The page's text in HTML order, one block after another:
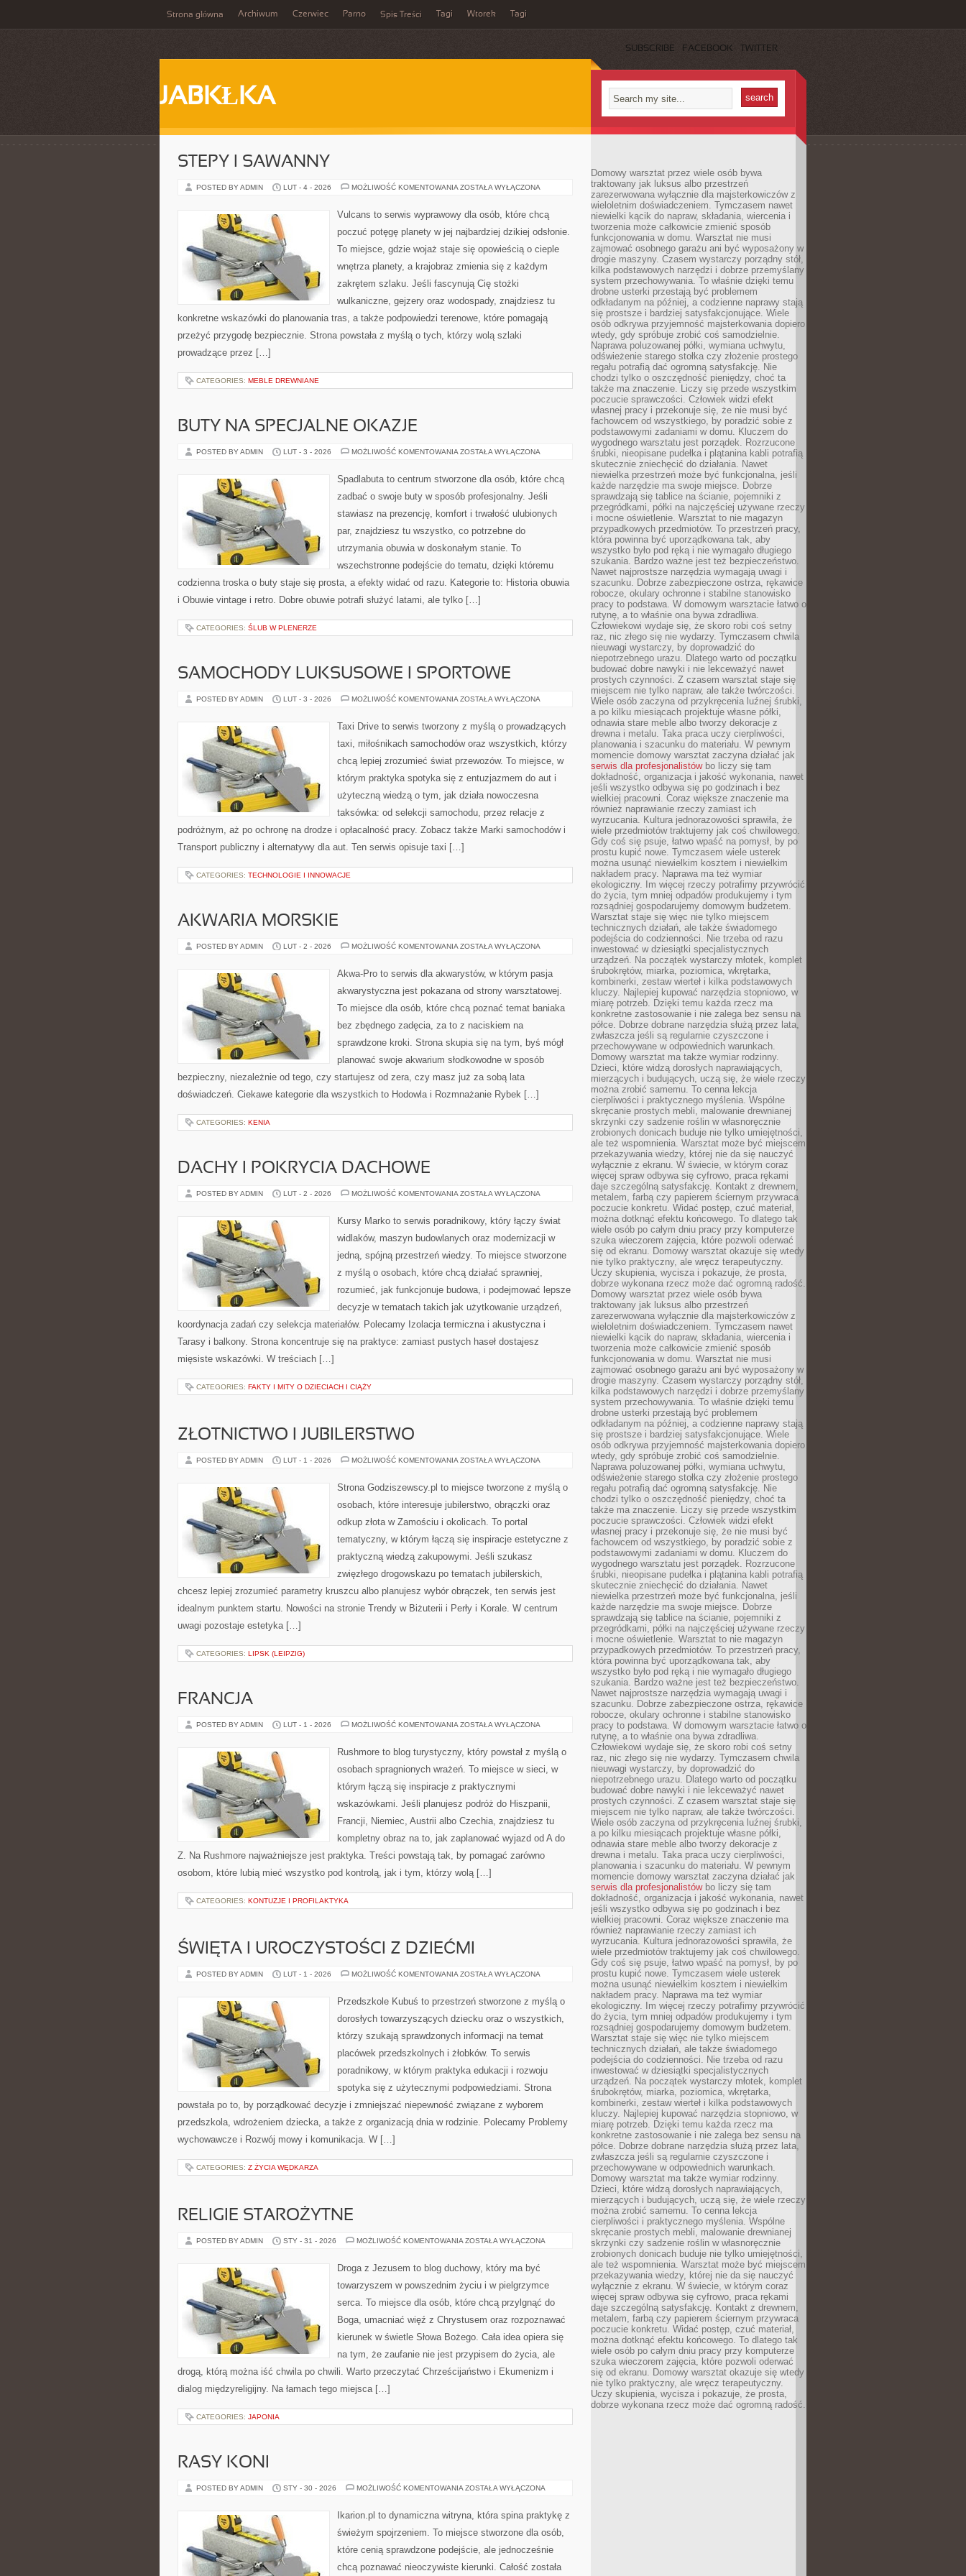
Strona główna Archiwum Czerwiec Parno Spis Treści Tagi Wtorek Tagi
SUBSCRIBE FACEBOOK TWITTER
JABKŁKA
STEPY I SAWANNY
POSTED BY ADMIN LUT - 4 - 2026 MOŻLIWOŚĆ KOMENTOWANIA STEPY
ZOSTAŁA WYŁĄCZONA
Vulcans to serwis wyprawowy dla osób, które chcą
poczuć potęgę planety w jej najbardziej dzikiej odsłonie.
To miejsce, gdzie wojaż staje się opowieścią o cieple
wnętrza planety, a krajobraz zmienia się z każdym
zakrętem szlaku. Jeśli fascynują Cię stożki
wulkaniczne, gejzery oraz wodospady, znajdziesz tu
konkretne wskazówki do planowania tras, a także podpowiedzi terenowe, które pomagają
przeżyć przygodę bezpiecznie. Strona powstała z myślą o tych, którzy wolą szlaki
prowadzące przez […]
CATEGORIES: MEBLE DREWNIANE
BUTY NA SPECJALNE OKAZJE
POSTED BY ADMIN LUT - 3 - 2026 MOŻLIWOŚĆ KOMENTOWANIA BUTY
OKAZJE
ZOSTAŁA WYŁĄCZONA
Spadlabuta to centrum stworzone dla osób, które chcą
zadbać o swoje buty w sposób profesjonalny. Jeśli
stawiasz na prezencję, komfort i trwałość ulubionych
par, znajdziesz tu wszystko, co potrzebne do
utrzymania obuwia w doskonałym stanie. To
wszechstronne podejście do tematu, dzięki któremu
codzienna troska o buty staje się prosta, a efekty widać od razu. Kategorie to: Historia obuwia
i Obuwie vintage i retro. Dobre obuwie potrafi służyć latami, ale tylko […]
CATEGORIES: ŚLUB W PLENERZE
SAMOCHODY LUKSUSOWE I SPORTOWE
POSTED BY ADMIN LUT - 3 - 2026 MOŻLIWOŚĆ KOMENTOWANIA SAMOCHODY
SPORTOWE
ZOSTAŁA WYŁĄCZONA
Taxi Drive to serwis tworzony z myślą o prowadzących
taxi, miłośnikach samochodów oraz wszystkich, którzy
chcą lepiej zrozumieć świat przewozów. To miejsce, w
którym praktyka spotyka się z entuzjazmem do aut i
użyteczną wiedzą o tym, jak działa nowoczesna
taksówka: od selekcji samochodu, przez relacje z
podróżnym, aż po ochronę na drodze i opłacalność pracy. Zobacz także Marki samochodów i
Transport publiczny i alternatywy dla aut. Ten serwis opisuje taxi […]
CATEGORIES: TECHNOLOGIE I INNOWACJE
AKWARIA MORSKIE
POSTED BY ADMIN LUT - 2 - 2026 MOŻLIWOŚĆ KOMENTOWANIA AKWARIA
ZOSTAŁA WYŁĄCZONA
Akwa-Pro to serwis dla akwarystów, w którym pasja
akwarystyczna jest pokazana od strony warsztatowej.
To miejsce dla osób, które chcą poznać temat baniaka
bez zbędnego zadęcia, za to z naciskiem na
sprawdzone kroki. Strona skupia się na tym, byś mógł
planować swoje akwarium słodkowodne w sposób
bezpieczny, niezależnie od tego, czy startujesz od zera, czy masz już za sobą lata
doświadczeń. Ciekawe kategorie dla wszystkich to Hodowla i Rozmnażanie Rybek […]
CATEGORIES: KENIA
DACHY I POKRYCIA DACHOWE
POSTED BY ADMIN LUT - 2 - 2026 MOŻLIWOŚĆ KOMENTOWANIA DACHY
DACHOWE
ZOSTAŁA WYŁĄCZONA
Kursy Marko to serwis poradnikowy, który łączy świat
widlaków, maszyn budowlanych oraz modernizacji w
jedną, spójną przestrzeń wiedzy. To miejsce stworzone
z myślą o osobach, które chcą działać sprawniej,
rozumieć, jak funkcjonuje budowa, i podejmować lepsze
decyzje w tematach takich jak użytkowanie urządzeń,
koordynacja zadań czy selekcja materiałów. Polecamy Izolacja termiczna i akustyczna i
Tarasy i balkony. Strona koncentruje się na praktyce: zamiast pustych haseł dostajesz
mięsiste wskazówki. W treściach […]
CATEGORIES: FAKTY I MITY O DZIECIACH I CIĄŻY
ZŁOTNICTWO I JUBILERSTWO
POSTED BY ADMIN LUT - 1 - 2026 MOŻLIWOŚĆ KOMENTOWANIA ZŁOTNICTWO
ZOSTAŁA WYŁĄCZONA
Strona Godziszewscy.pl to miejsce tworzone z myślą o
osobach, które interesuje jubilerstwo, obrączki oraz
odkup złota w Zamościu i okolicach. To portal
tematyczny, w którym łączą się inspiracje estetyczne z
praktyczną wiedzą zakupowymi. Jeśli szukasz
zwięzłego drogowskazu po tematach jubilerskich,
chcesz lepiej zrozumieć parametry kruszcu albo planujesz wybór obrączek, ten serwis jest
idealnym punktem startu. Nowości na stronie Trendy w Biżuterii i Perły i Korale. W centrum
uwagi pozostaje estetyka […]
CATEGORIES: LIPSK (LEIPZIG)
FRANCJA
POSTED BY ADMIN LUT - 1 - 2026 MOŻLIWOŚĆ KOMENTOWANIA FRANCJA
ZOSTAŁA WYŁĄCZONA
Rushmore to blog turystyczny, który powstał z myślą o
osobach spragnionych wrażeń. To miejsce w sieci, w
którym łączą się inspiracje z praktycznymi
wskazówkami. Jeśli planujesz podróż do Hiszpanii,
Francji, Niemiec, Austrii albo Czechia, znajdziesz tu
kompletny obraz na to, jak zaplanować wyjazd od A do
Z. Na Rushmore najważniejsze jest praktyka. Treści powstają tak, by pomagać zarówno
osobom, które lubią mieć wszystko pod kontrolą, jak i tym, którzy wolą […]
CATEGORIES: KONTUZJE I PROFILAKTYKA
ŚWIĘTA I UROCZYSTOŚCI Z DZIEĆMI
POSTED BY ADMIN LUT - 1 - 2026 MOŻLIWOŚĆ KOMENTOWANIA ŚWIĘTA
DZIEĆMI
ZOSTAŁA WYŁĄCZONA
Przedszkole Kubuś to przestrzeń stworzone z myślą o
dorosłych towarzyszących dziecku oraz o wszystkich,
którzy szukają sprawdzonych informacji na temat
placówek przedszkolnych i żłobków. To serwis
poradnikowy, w którym praktyka edukacji i rozwoju
spotyka się z użytecznymi podpowiedziami. Strona
powstała po to, by porządkować decyzje i zmniejszać niepewność związane z wyborem
przedszkola, wdrożeniem dziecka, a także z organizacją dnia w rodzinie. Polecamy Problemy
wychowawcze i Rozwój mowy i komunikacja. W […]
CATEGORIES: Z ŻYCIA WĘDKARZA
RELIGIE STAROŻYTNE
POSTED BY ADMIN STY - 31 - 2026 MOŻLIWOŚĆ KOMENTOWANIA RELIGIE
ZOSTAŁA WYŁĄCZONA
Droga z Jezusem to blog duchowy, który ma być
towarzyszem w powszednim życiu i w pielgrzymce
serca. To miejsce dla osób, które chcą przylgnąć do
Boga, umacniać więź z Chrystusem oraz rozpoznawać
kierunek w świetle Słowa Bożego. Cała idea opiera się
na tym, że zaufanie nie jest przypisem do życia, ale
drogą, którą można iść chwila po chwili. Warto przeczytać Chrześcijaństwo i Ekumenizm i
dialog międzyreligijny. Na łamach tego miejsca […]
CATEGORIES: JAPONIA
RASY KONI
POSTED BY ADMIN STY - 30 - 2026 MOŻLIWOŚĆ KOMENTOWANIA RASY
ZOSTAŁA WYŁĄCZONA
Ikarion.pl to dynamiczna witryna, która spina praktykę z
świeżym spojrzeniem. To miejsce stworzone dla osób,
które cenią sprawdzone podejście, ale jednocześnie
chcą poznawać nieoczywiste kierunki. Całość została
Domowy warsztat przez wiele osób bywa
traktowany jak luksus albo przestrzeń
zarezerwowana wyłącznie dla majsterkowiczów z
wieloletnim doświadczeniem. Tymczasem nawet
niewielki kącik do napraw, składania, wiercenia i
tworzenia może całkowicie zmienić sposób
funkcjonowania w domu. Warsztat nie musi
zajmować osobnego garażu ani być wyposażony w
drogie maszyny. Czasem wystarczy porządny stół,
kilka podstawowych narzędzi i dobrze przemyślany
system przechowywania. To właśnie dzięki temu
drobne usterki przestają być problemem
odkładanym na później, a codzienne naprawy stają
się prostsze i bardziej satysfakcjonujące. Wiele
osób odkrywa przyjemność majsterkowania dopiero
wtedy, gdy spróbuje zrobić coś samodzielnie.
Naprawa poluzowanej półki, wymiana uchwytu,
odświeżenie starego stołka czy złożenie prostego
regału potrafią dać ogromną satysfakcję. Nie
chodzi tylko o oszczędność pieniędzy, choć ta
także ma znaczenie. Liczy się przede wszystkim
poczucie sprawczości. Człowiek widzi efekt
własnej pracy i przekonuje się, że nie musi być
fachowcem od wszystkiego, by poradzić sobie z
podstawowymi zadaniami w domu. Kluczem do
wygodnego warsztatu jest porządek. Rozrzucone
śrubki, nieopisane pudełka i plątanina kabli potrafią
skutecznie zniechęcić do działania. Nawet
niewielka przestrzeń może być funkcjonalna, jeśli
każde narzędzie ma swoje miejsce. Dobrze
sprawdzają się tablice na ścianie, pojemniki z
przegródkami, półki na najczęściej używane rzeczy
i mocne oświetlenie. Warsztat to nie magazyn
przypadkowych przedmiotów. To przestrzeń pracy,
która powinna być uporządkowana tak, aby
wszystko było pod ręką i nie wymagało długiego
szukania. Bardzo ważne jest też bezpieczeństwo.
Nawet najprostsze narzędzia wymagają uwagi i
szacunku. Dobrze zabezpieczone ostrza, rękawice
robocze, okulary ochronne i stabilne stanowisko
pracy to podstawa. W domowym warsztacie łatwo o
rutynę, a to właśnie ona bywa zdradliwa.
Człowiekowi wydaje się, że skoro robi coś setny
raz, nic złego się nie wydarzy. Tymczasem chwila
nieuwagi wystarczy, by doprowadzić do
niepotrzebnego urazu. Dlatego warto od początku
budować dobre nawyki i nie lekceważyć nawet
prostych czynności. Z czasem warsztat staje się
miejscem nie tylko napraw, ale także twórczości.
Wiele osób zaczyna od przykręcenia luźnej śrubki,
a po kilku miesiącach projektuje własne półki,
odnawia stare meble albo tworzy dekoracje z
drewna i metalu. Taka praca uczy cierpliwości,
planowania i szacunku do materiału. W pewnym
momencie domowy warsztat zaczyna działać jak
serwis dla profesjonalistówbo liczy się tam
dokładność, organizacja i jakość wykonania, nawet
jeśli wszystko odbywa się po godzinach i bez
wielkiej pracowni. Coraz większe znaczenie ma
również naprawianie rzeczy zamiast ich
wyrzucania. Kultura jednorazowości sprawiła, że
wiele przedmiotów traktujemy jak coś chwilowego.
Gdy coś się psuje, łatwo wpaść na pomysł, by po
prostu kupić nowe. Tymczasem wiele usterek
można usunąć niewielkim kosztem i niewielkim
nakładem pracy. Naprawa ma też wymiar
ekologiczny. Im więcej rzeczy potrafimy przywrócić
do życia, tym mniej odpadów produkujemy i tym
rozsądniej gospodarujemy domowym budżetem.
Warsztat staje się więc nie tylko miejscem
technicznych działań, ale także świadomego
podejścia do codzienności. Nie trzeba od razu
inwestować w dziesiątki specjalistycznych
urządzeń. Na początek wystarczy młotek, komplet
śrubokrętów, miarka, poziomica, wkrętarka,
kombinerki, zestaw wierteł i kilka podstawowych
kluczy. Najlepiej kupować narzędzia stopniowo, w
miarę potrzeb. Dzięki temu każda rzecz ma
konkretne zastosowanie i nie zalega bez sensu na
półce. Dobrze dobrane narzędzia służą przez lata,
zwłaszcza jeśli są regularnie czyszczone i
przechowywane w odpowiednich warunkach.
Domowy warsztat ma także wymiar rodzinny.
Dzieci, które widzą dorosłych naprawiających,
mierzących i budujących, uczą się, że wiele rzeczy
można zrobić samemu. To cenna lekcja
cierpliwości i praktycznego myślenia. Wspólne
skręcanie prostych mebli, malowanie drewnianej
skrzynki czy sadzenie roślin w własnoręcznie
zrobionych donicach buduje nie tylko umiejętności,
ale też wspomnienia. Warsztat może być miejscem
przekazywania wiedzy, której nie da się nauczyć
wyłącznie z ekranu. W świecie, w którym coraz
więcej spraw odbywa się cyfrowo, praca rękami
daje szczególną satysfakcję. Kontakt z drewnem,
metalem, farbą czy papierem ściernym przywraca
poczucie konkretu. Widać postęp, czuć materiał,
można dotknąć efektu końcowego. To dlatego tak
wiele osób po całym dniu pracy przy komputerze
szuka wieczorem zajęcia, które pozwoli oderwać
się od ekranu. Domowy warsztat okazuje się wtedy
nie tylko praktyczny, ale wręcz terapeutyczny.
Uczy skupienia, wycisza i pokazuje, że prosta,
dobrze wykonana rzecz może dać ogromną radość.
Domowy warsztat przez wiele osób bywa
traktowany jak luksus albo przestrzeń
zarezerwowana wyłącznie dla majsterkowiczów z
wieloletnim doświadczeniem. Tymczasem nawet
niewielki kącik do napraw, składania, wiercenia i
tworzenia może całkowicie zmienić sposób
funkcjonowania w domu. Warsztat nie musi
zajmować osobnego garażu ani być wyposażony w
drogie maszyny. Czasem wystarczy porządny stół,
kilka podstawowych narzędzi i dobrze przemyślany
system przechowywania. To właśnie dzięki temu
drobne usterki przestają być problemem
odkładanym na później, a codzienne naprawy stają
się prostsze i bardziej satysfakcjonujące. Wiele
osób odkrywa przyjemność majsterkowania dopiero
wtedy, gdy spróbuje zrobić coś samodzielnie.
Naprawa poluzowanej półki, wymiana uchwytu,
odświeżenie starego stołka czy złożenie prostego
regału potrafią dać ogromną satysfakcję. Nie
chodzi tylko o oszczędność pieniędzy, choć ta
także ma znaczenie. Liczy się przede wszystkim
poczucie sprawczości. Człowiek widzi efekt
własnej pracy i przekonuje się, że nie musi być
fachowcem od wszystkiego, by poradzić sobie z
podstawowymi zadaniami w domu. Kluczem do
wygodnego warsztatu jest porządek. Rozrzucone
śrubki, nieopisane pudełka i plątanina kabli potrafią
skutecznie zniechęcić do działania. Nawet
niewielka przestrzeń może być funkcjonalna, jeśli
każde narzędzie ma swoje miejsce. Dobrze
sprawdzają się tablice na ścianie, pojemniki z
przegródkami, półki na najczęściej używane rzeczy
i mocne oświetlenie. Warsztat to nie magazyn
przypadkowych przedmiotów. To przestrzeń pracy,
która powinna być uporządkowana tak, aby
wszystko było pod ręką i nie wymagało długiego
szukania. Bardzo ważne jest też bezpieczeństwo.
Nawet najprostsze narzędzia wymagają uwagi i
szacunku. Dobrze zabezpieczone ostrza, rękawice
robocze, okulary ochronne i stabilne stanowisko
pracy to podstawa. W domowym warsztacie łatwo o
rutynę, a to właśnie ona bywa zdradliwa.
Człowiekowi wydaje się, że skoro robi coś setny
raz, nic złego się nie wydarzy. Tymczasem chwila
nieuwagi wystarczy, by doprowadzić do
niepotrzebnego urazu. Dlatego warto od początku
budować dobre nawyki i nie lekceważyć nawet
prostych czynności. Z czasem warsztat staje się
miejscem nie tylko napraw, ale także twórczości.
Wiele osób zaczyna od przykręcenia luźnej śrubki,
a po kilku miesiącach projektuje własne półki,
odnawia stare meble albo tworzy dekoracje z
drewna i metalu. Taka praca uczy cierpliwości,
planowania i szacunku do materiału. W pewnym
momencie domowy warsztat zaczyna działać jak
serwis dla profesjonalistówbo liczy się tam
dokładność, organizacja i jakość wykonania, nawet
jeśli wszystko odbywa się po godzinach i bez
wielkiej pracowni. Coraz większe znaczenie ma
również naprawianie rzeczy zamiast ich
wyrzucania. Kultura jednorazowości sprawiła, że
wiele przedmiotów traktujemy jak coś chwilowego.
Gdy coś się psuje, łatwo wpaść na pomysł, by po
prostu kupić nowe. Tymczasem wiele usterek
można usunąć niewielkim kosztem i niewielkim
nakładem pracy. Naprawa ma też wymiar
ekologiczny. Im więcej rzeczy potrafimy przywrócić
do życia, tym mniej odpadów produkujemy i tym
rozsądniej gospodarujemy domowym budżetem.
Warsztat staje się więc nie tylko miejscem
technicznych działań, ale także świadomego
podejścia do codzienności. Nie trzeba od razu
inwestować w dziesiątki specjalistycznych
urządzeń. Na początek wystarczy młotek, komplet
śrubokrętów, miarka, poziomica, wkrętarka,
kombinerki, zestaw wierteł i kilka podstawowych
kluczy. Najlepiej kupować narzędzia stopniowo, w
miarę potrzeb. Dzięki temu każda rzecz ma
konkretne zastosowanie i nie zalega bez sensu na
półce. Dobrze dobrane narzędzia służą przez lata,
zwłaszcza jeśli są regularnie czyszczone i
przechowywane w odpowiednich warunkach.
Domowy warsztat ma także wymiar rodzinny.
Dzieci, które widzą dorosłych naprawiających,
mierzących i budujących, uczą się, że wiele rzeczy
można zrobić samemu. To cenna lekcja
cierpliwości i praktycznego myślenia. Wspólne
skręcanie prostych mebli, malowanie drewnianej
skrzynki czy sadzenie roślin w własnoręcznie
zrobionych donicach buduje nie tylko umiejętności,
ale też wspomnienia. Warsztat może być miejscem
przekazywania wiedzy, której nie da się nauczyć
wyłącznie z ekranu. W świecie, w którym coraz
więcej spraw odbywa się cyfrowo, praca rękami
daje szczególną satysfakcję. Kontakt z drewnem,
metalem, farbą czy papierem ściernym przywraca
poczucie konkretu. Widać postęp, czuć materiał,
można dotknąć efektu końcowego. To dlatego tak
wiele osób po całym dniu pracy przy komputerze
szuka wieczorem zajęcia, które pozwoli oderwać
się od ekranu. Domowy warsztat okazuje się wtedy
nie tylko praktyczny, ale wręcz terapeutyczny.
Uczy skupienia, wycisza i pokazuje, że prosta,
dobrze wykonana rzecz może dać ogromną radość.